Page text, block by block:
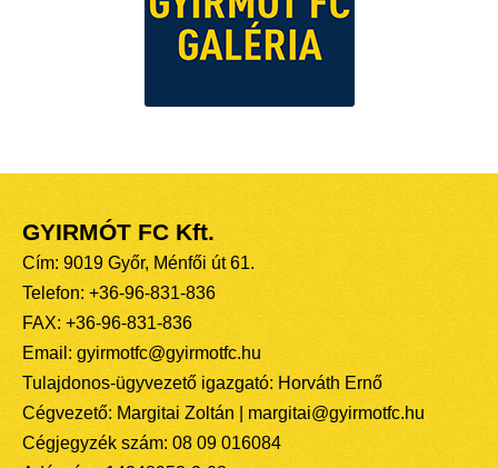
GYIRMÓT FC Kft.
Cím: 9019 Győr, Ménfői út 61.
Telefon: +36-96-831-836
FAX: +36-96-831-836
Email: gyirmotfc@gyirmotfc.hu
Tulajdonos-ügyvezető igazgató: Horváth Ernő
Cégvezető: Margitai Zoltán | margitai@gyirmotfc.hu
Cégjegyzék szám: 08 09 016084